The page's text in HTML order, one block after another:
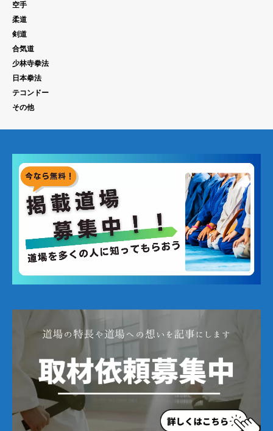
空手
柔道
剣道
合気道
少林寺拳法
日本拳法
テコンドー
その他